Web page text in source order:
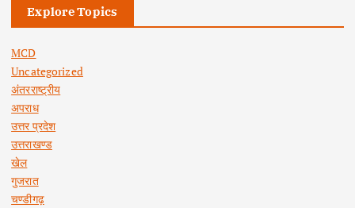
Explore Topics
MCD
Uncategorized
अंतरराष्ट्रीय
अपराध
उत्तर प्रदेश
उत्तराखण्ड
खेल
गुजरात
चण्डीगढ़